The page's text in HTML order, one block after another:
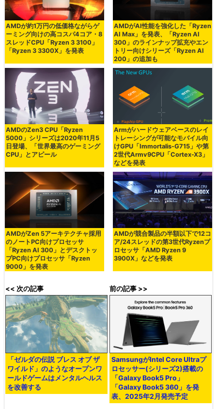
AMDが約1万円の低価格ながらゲ
ーミング向けの高コスパ4コア・8
スレッドCPU「Ryzen 3 3100」
「Ryzen 3 3300X」を発表
AMDがAI性能を強化した「Ryzen
AI Max」を発表、「Ryzen AI
300」のラインナップ拡充やエン
トリー向けシリーズ「Ryzen AI
200」の追加も
AMDのZen3 CPU「Ryzen
5000」シリーズは2020年11月5
日登場、「世界最高のゲーミング
CPU」とアピール
Armがハードウェアベースのレイ
トレーシングが可能なモバイル向
けGPU「Immortalis-G715」や第
2世代Armv9CPU「Cortex-X3」
などを発表
AMDがZen 5アーキテクチャ採用
のノートPC向けプロセッサ
「Ryzen AI 300」とデスクトッ
プPC向けプロセッサ「Ryzen
9000」を発表
AMDが競合製品の半額以下で12コ
ア/24スレッドの第3世代Ryzenプ
ロセッサ「AMD Ryzen 9
3900X」などを発表
<< 次の記事
「ゼルダの伝説 ブレス オブ ザ
ワイルド」のようなオープンワ
ールドゲームはメンタルヘルス
を改善する
前の記事 >>
SamsungがIntel Core Ultraプ
ロセッサー(シリーズ2)搭載の
「Galaxy Book5 Pro」
「Galaxy Book5 360」を発
表、2025年2月発売予定